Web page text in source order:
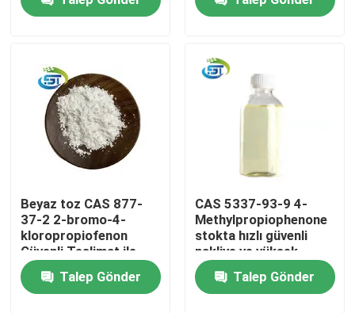
Fabrika turu
Bize Ulaşın
Bir teklif isteği
BMK Kimya
PMK Kimyasal
Beyaz toz CAS 877-
37-2 2-bromo-4-
kloropropiofenon
Güvenli Teslimat ile
Yüksek Kalite
Talep Gönder
CAS 5337-93-9 4-
Methylpropiophenone
stokta hızlı güvenli
nakliye ve yüksek
saflık ile
Talep Gönder